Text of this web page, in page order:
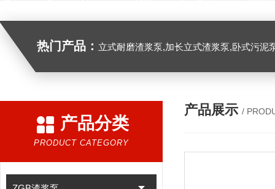
热门产品： 立式耐磨渣浆泵,加长立式渣浆泵,卧式污泥
产品分类
PRODUCT CATEGORY
产品展示 /